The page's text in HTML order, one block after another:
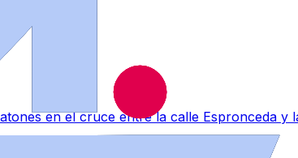
en el cruce entre la calle Espronceda y